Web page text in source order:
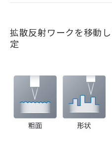
拡散反射ワークを移動
定